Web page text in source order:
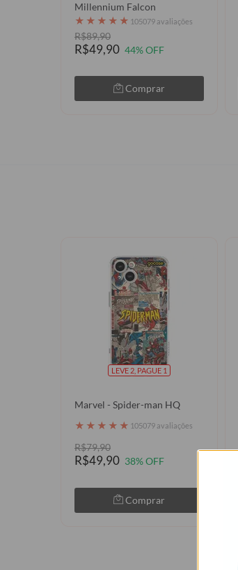
Millennium Falcon
★ ★ ★ ★ ★ 105079 avaliações
R$89,90
R$49,90 44% OFF
Comprar
LEVE 2, PAGUE 1
Marvel - Spider-man HQ
★ ★ ★ ★ ★ 105079 avaliações
R$79,90
R$49,90 38% OFF
Comprar